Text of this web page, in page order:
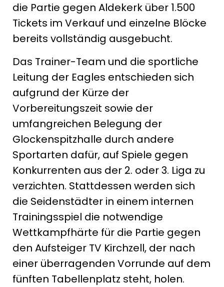
die Partie gegen Aldekerk über 1.500
Tickets im Verkauf und einzelne Blöcke
bereits vollständig ausgebucht.
Das Trainer-Team und die sportliche
Leitung der Eagles entschieden sich
aufgrund der Kürze der
Vorbereitungszeit sowie der
umfangreichen Belegung der
Glockenspitzhalle durch andere
Sportarten dafür, auf Spiele gegen
Konkurrenten aus der 2. oder 3. Liga zu
verzichten. Stattdessen werden sich
die Seidenstädter in einem internen
Trainingsspiel die notwendige
Wettkampfhärte für die Partie gegen
den Aufsteiger TV Kirchzell, der nach
einer überragenden Vorrunde auf dem
fünften Tabellenplatz steht, holen.